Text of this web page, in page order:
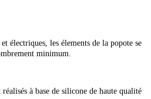
électriques, les élements de la popote se
minimum.
à base de silicone de haute qualité